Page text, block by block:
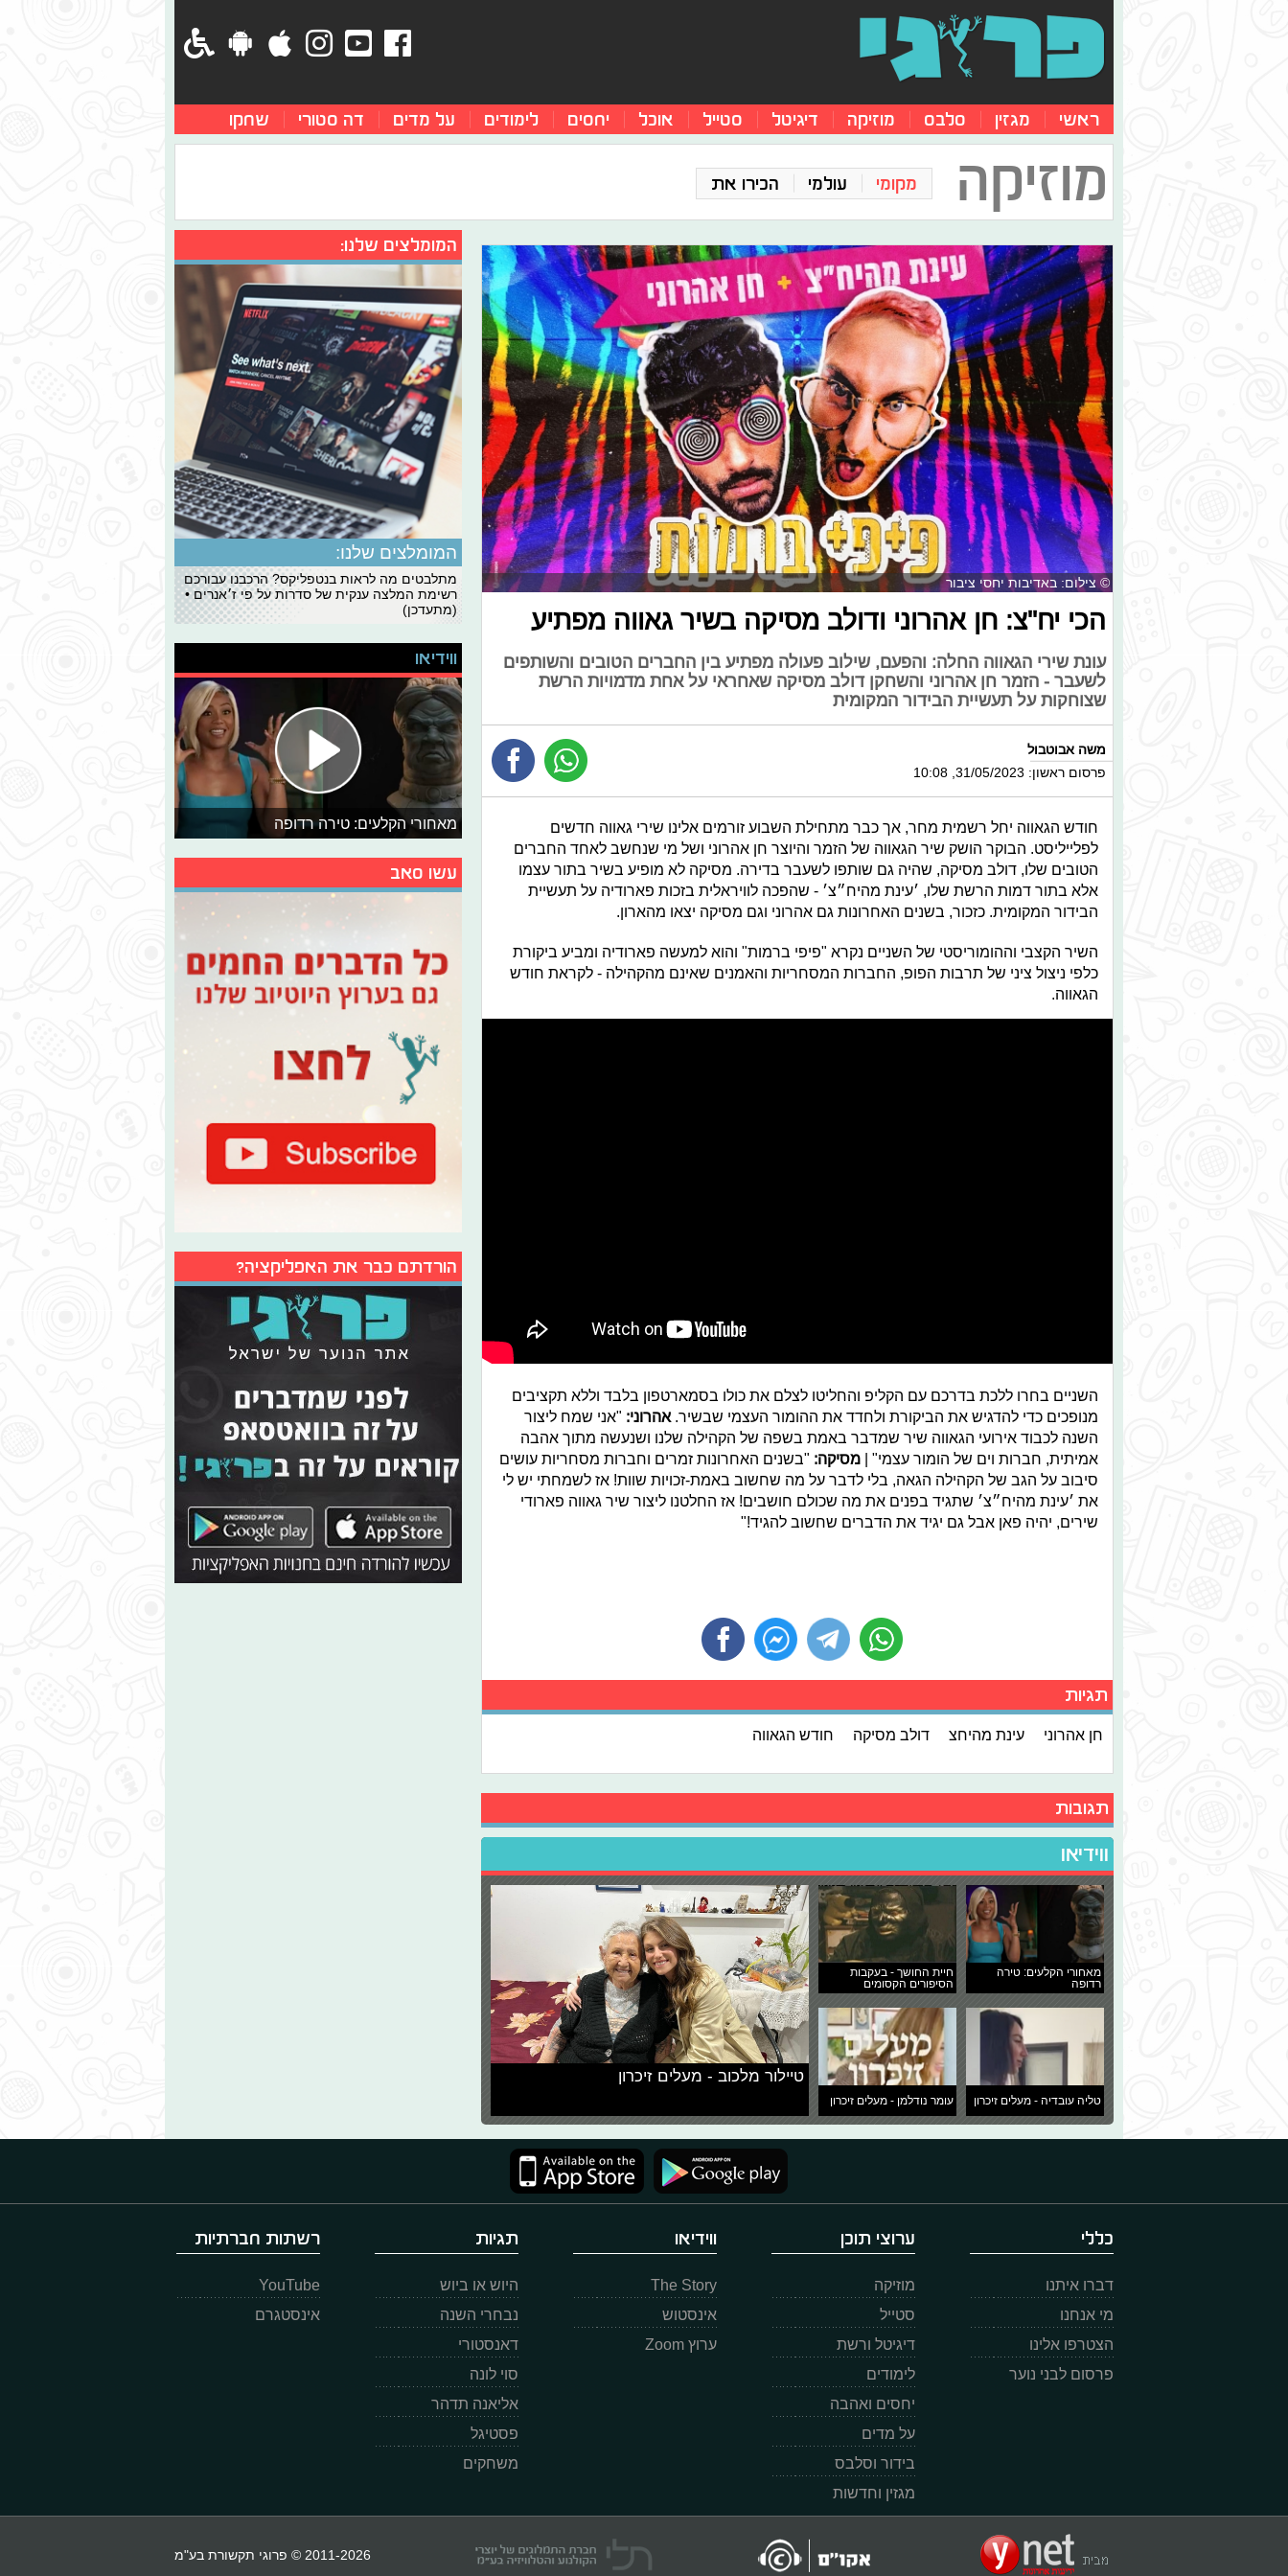
ראשי מגזין סלבס מוזיקה דיגיטל סטייל אוכל יחסים לימודים על מדים דה סטורי שחקו
מוזיקה מקומי עולמי הכירו את
© צילום: באדיבות יחסי ציבור
הכי יח"צ: חן אהרוני ודולב מסיקה בשיר גאווה מפתיע
עונת שירי הגאווה החלה: והפעם, שילוב פעולה מפתיע בין החברים הטובים והשותפים
לשעבר - הזמר חן אהרוני והשחקן דולב מסיקה שאחראי על אחת מדמויות הרשת
שצוחקות על תעשיית הבידור המקומית
משה אבוטבול
פרסום ראשון: 31/05/2023, 10:08
חודש הגאווה יחל רשמית מחר, אך כבר מתחילת השבוע זורמים אלינו שירי גאווה חדשים
לפלייליסט. הבוקר הושק שיר הגאווה של הזמר והיוצר חן אהרוני ושל מי שנחשב לאחד החברים
הטובים שלו, דולב מסיקה, שהיה גם שותפו לשעבר בדירה. מסיקה לא מופיע בשיר בתור עצמו
אלא בתור דמות הרשת שלו, ׳עינת מהיח״צ׳ - שהפכה לוויראלית בזכות פארודיה על תעשיית
הבידור המקומית. כזכור, בשנים האחרונות גם אהרוני וגם מסיקה יצאו מהארון.
השיר הקצבי וההומוריסטי של השניים נקרא "פיפי ברמות" והוא למעשה פארודיה ומביע ביקורת
כלפי ניצול ציני של תרבות הפופ, החברות המסחריות והאמנים שאינם מהקהילה - לקראת חודש
הגאווה.
השניים בחרו ללכת בדרכם עם הקליפ והחליטו לצלם את כולו בסמארטפון בלבד וללא תקציבים
מנופכים כדי להדגיש את הביקורת ולחדד את ההומור העצמי שבשיר. אהרוני: "אני שמח ליצור
השנה לכבוד אירועי הגאווה שיר שמדבר באמת בשפה של הקהילה שלנו ושנעשה מתוך אהבה
אמיתית, חברות וים של הומור עצמי" | מסיקה: "בשנים האחרונות זמרים וחברות מסחריות עושים
סיבוב על הגב של הקהילה הגאה, בלי לדבר על מה שחשוב באמת-זכויות שוות! אז לשמחתי יש לי
את ׳עינת מהיח״צ׳ שתגיד בפנים את מה שכולם חושבים! אז החלטנו ליצור שיר גאווה פארודי
שירים, יהיה פאן אבל גם יגיד את הדברים שחשוב להגיד!"
תגיות
חן אהרוני עינת מהיחצ דולב מסיקה חודש הגאווה
תגובות
ווידיאו
מאחורי הקלעים: טירה
רדופה
חיית החושך - בעקבות
הסיפורים הקסומים
טליה עובדיה - מעלים זיכרון עומר נודלמן - מעלים זיכרון
טיילור מלכוב - מעלים זיכרון
המומלצים שלנו:
המומלצים שלנו:
מתלבטים מה לראות בנטפליקס? הרכבנו עבורכם
רשימת המלצה ענקית של סדרות על פי ז׳אנרים •
(מתעדכן)
ווידיאו
מאחורי הקלעים: טירה רדופה
עשו סאב
הורדתם כבר את האפליקציה?
כללי
דברו איתנו
מי אנחנו
הצטרפו אלינו
פרסום לבני נוער
ערוצי תוכן
מוזיקה
סטייל
דיגיטל ורשת
לימודים
יחסים ואהבה
על מדים
בידור וסלבס
מגזין וחדשות
ווידיאו
The Story
אינסטוש
ערוץ Zoom
תגיות
היוש או ביוש
נבחרי השנה
דאנסטורי
סוי לונה
אליאנה תדהר
פסטיגל
משחקים
רשתות חברתיות
YouTube
אינסטגרם
2011-2026 © פרוגי תקשורת בע"מ